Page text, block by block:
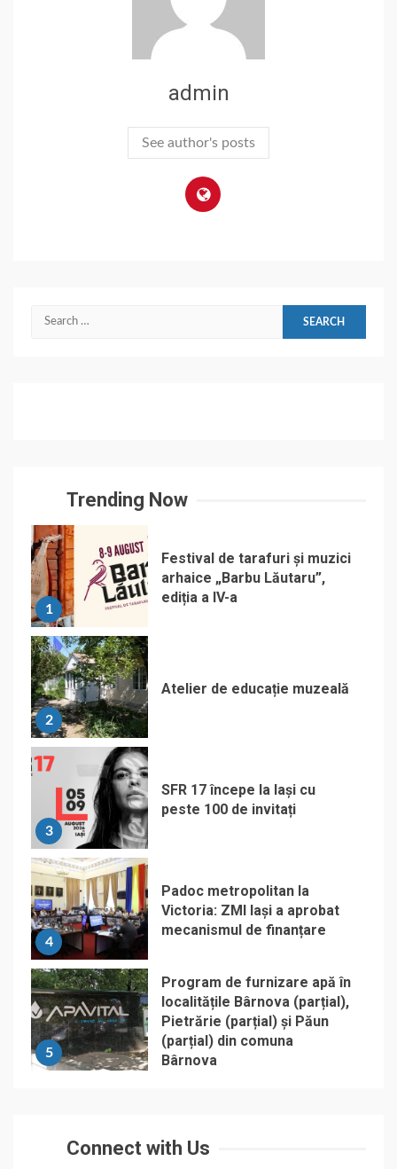
admin
See author's posts
Search
Trending Now
1
Festival de tarafuri și muzici
arhaice „Barbu Lăutaru”,
ediția a IV-a
2
Atelier de educație muzeală
3
SFR 17 începe la Iași cu
peste 100 de invitați
4
Padoc metropolitan la
Victoria: ZMI Iași a aprobat
mecanismul de finanțare
5
Program de furnizare apă în
localitățile Bârnova (parțial),
Pietrărie (parțial) și Păun
(parțial) din comuna
Bârnova
Connect with Us